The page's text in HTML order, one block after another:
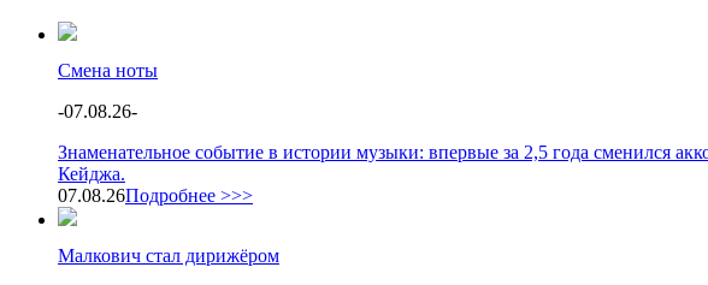
Смена ноты
-07.08.26-
Знаменательное событие в истории музыки: впервые за 2,5 года сменился
Кейджа.
07.08.26Подробнее >>>
Малкович стал дирижёром